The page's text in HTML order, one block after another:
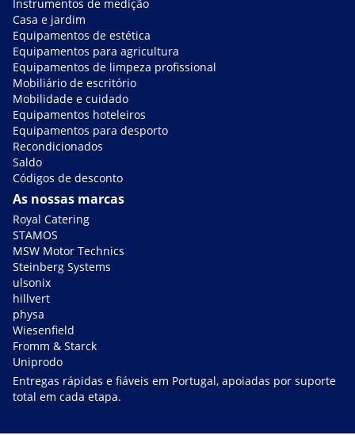
Instrumentos de medição
Casa e jardim
Equipamentos de estética
Equipamentos para agricultura
Equipamentos de limpeza profissional
Mobiliário de escritório
Mobilidade e cuidado
Equipamentos hoteleiros
Equipamentos para desporto
Recondicionados
Saldo
Códigos de desconto
As nossas marcas
Royal Catering
STAMOS
MSW Motor Technics
Steinberg Systems
ulsonix
hillvert
physa
Wiesenfield
Fromm & Starck
Uniprodo
Entregas rápidas e fiáveis em Portugal, apoiadas por suporte
total em cada etapa.